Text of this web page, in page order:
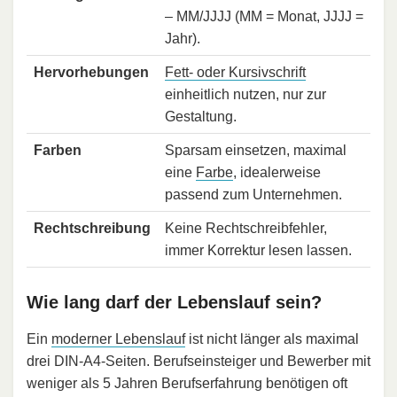
– MM/JJJJ (MM = Monat, JJJJ =
Jahr).
Hervorhebungen
Fett- oder Kursivschrift
einheitlich nutzen, nur zur
Gestaltung.
Farben
Sparsam einsetzen, maximal
eine Farbe, idealerweise
passend zum Unternehmen.
Rechtschreibung
Keine Rechtschreibfehler,
immer Korrektur lesen lassen.
Wie lang darf der Lebenslauf sein?
Ein moderner Lebenslaufist nicht länger als maximal
drei DIN-A4-Seiten. Berufseinsteiger und Bewerber mit
weniger als 5 Jahren Berufserfahrung benötigen oft